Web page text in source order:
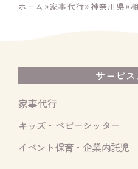
ホーム »家事代行» 神奈川県»
サービ
家事代行
キッズ・ベビーシッター
イベント保育・企業内託児